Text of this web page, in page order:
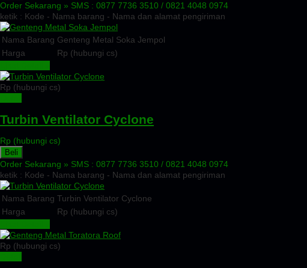
Order Sekarang » SMS : 0877 7736 3510 / 0821 4048 0974
ketik : Kode - Nama barang - Nama dan alamat pengiriman
Nama Barang Genteng Metal Soka Jempol
Harga
Rp (hubungi cs)
Rp (hubungi cs)
Turbin Ventilator Cyclone
Rp (hubungi cs)
Beli
Order Sekarang » SMS : 0877 7736 3510 / 0821 4048 0974
ketik : Kode - Nama barang - Nama dan alamat pengiriman
Nama Barang Turbin Ventilator Cyclone
Harga
Rp (hubungi cs)
Rp (hubungi cs)